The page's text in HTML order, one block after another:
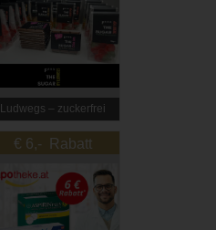
Ludwegs – zuckerfrei
leben
€ 6,- Rabatt